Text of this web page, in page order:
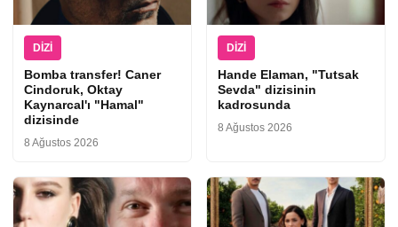
DIZI
Bomba transfer! Caner
Cindoruk, Oktay
Kaynarcal'ı "Hamal"
dizisinde
8 Ağustos 2026
DIZI
Hande Elaman, "Tutsak
Sevda" dizisinin
kadrosunda
8 Ağustos 2026